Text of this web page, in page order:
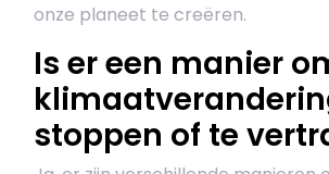
onze planeet te creëren.
Is er een manier
stoppen of te